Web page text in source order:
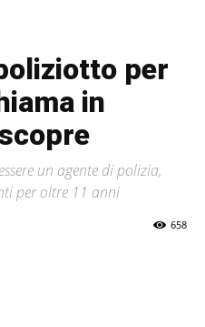
per
in
un agente di polizia,
per oltre 11 anni
658